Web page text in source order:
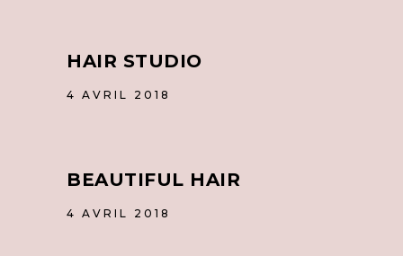
HAIR STUDIO
4 AVRIL 2018
BEAUTIFUL HAIR
4 AVRIL 2018